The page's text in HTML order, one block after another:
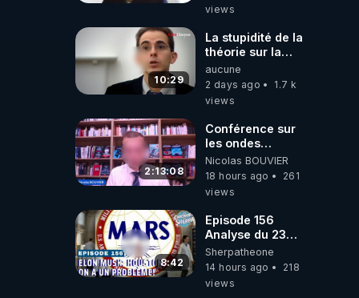
views
10:29
La stupidité de la
théorie sur la
responsabilité de
l’homme
concernant le
carbone.
aucune
2 days ago
1.7 k
views
2:13:08
Conférence sur
les ondes
électromagnétiques
par Grégoire
Caustru et Bart de
Nicolas BOUVIER
18 hours ago
261
views
8:42
Episode 156
Analyse du 23
février 2025 Elon
Musk : Houston ,
on a un problème
Sherpatheone
14 hours ago
218
views